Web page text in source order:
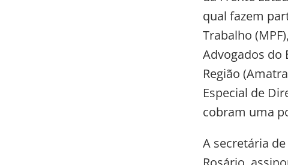
qual fazem
Trabalho
Advogados do
Região
Especial de
cobram uma
A secretária